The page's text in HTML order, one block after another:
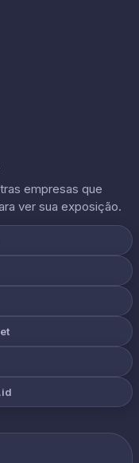
empresas que
ver sua exposição.